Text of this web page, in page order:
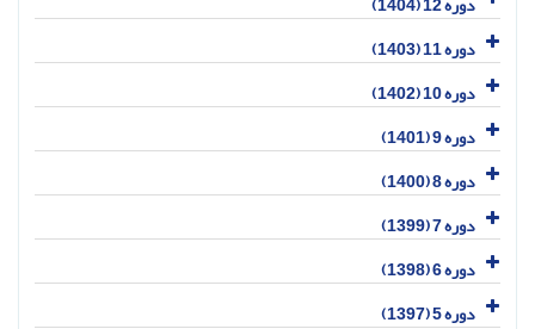
دوره 11 (1403)
دوره 10 (1402)
دوره 9 (1401)
دوره 8 (1400)
دوره 7 (1399)
دوره 6 (1398)
دوره 5 (1397)